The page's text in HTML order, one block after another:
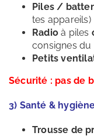
Piles /
tes appareils)
Radioà piles
consignes du
Petits
Sécurité : pas de
3) Santé &
Trousse de